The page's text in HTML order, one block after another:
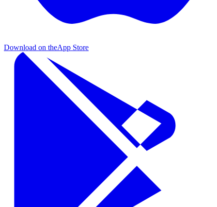
Download on theApp Store